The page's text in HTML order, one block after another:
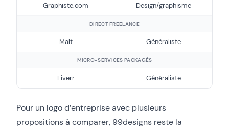
Graphiste.com Design/graphisme
Malt
DIRECT FREELANCE
Généraliste
Fiverr
MICRO-SERVICES PACKAGÉS
Généraliste
Pour un logo d’entreprise avec plusieurs
propositions à comparer, 99designs reste la